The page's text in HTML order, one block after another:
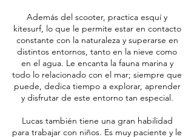
Además del scooter, practica esquí y
kitesurf, lo que le permite estar en contacto
constante con la naturaleza y superarse en
distintos entornos, tanto en la nieve como
en el agua. Le encanta la fauna marina y
todo lo relacionado con el mar; siempre que
puede, dedica tiempo a explorar, aprender
y disfrutar de este entorno tan especial.
Lucas también tiene una gran habilidad
para trabajar con niños. Es muy paciente y le